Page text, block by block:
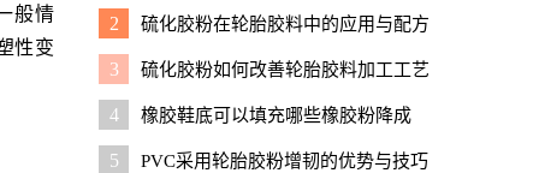
般情
性变
2
硫化胶粉在轮胎胶料中的应用与配方
调整要点
3 硫化胶粉如何改善轮胎胶料加工工艺
4
橡胶鞋底可以填充哪些橡胶粉降成
本？
5 PVC采用轮胎胶粉增韧的优势与技巧